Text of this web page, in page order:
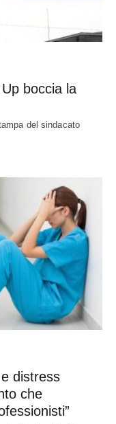
boccia la
del sindacato
distress
che